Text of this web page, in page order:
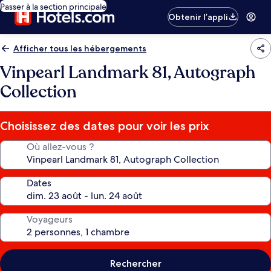
Passer à la section principale
Obtenir l’appli
Afficher tous les hébergements
Vinpearl Landmark 81, Autograph
Collection
Choisissez des dates pour voir les prix
Où allez-vous ?
Dates
Voyageurs
Rechercher